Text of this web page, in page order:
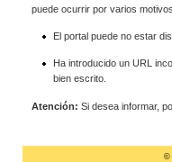
puede ocurrir por varios
El portal puede no estar
Ha introducido un URL
bien escrito.
Atención: Si desea informar,
©